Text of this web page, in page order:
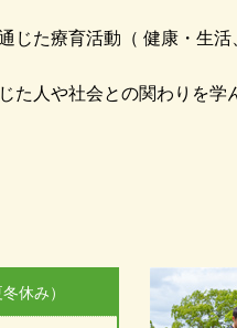
た療育活動（ 健康・生活
た人や社会との関わりを学
休み）